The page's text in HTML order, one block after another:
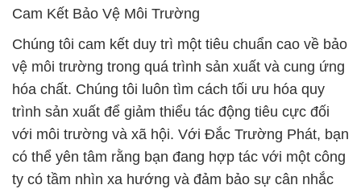
Cam Kết Bảo Vệ Môi Trường
Chúng tôi cam kết duy trì một tiêu chuẩn cao về bảo
vệ môi trường trong quá trình sản xuất và cung ứng
hóa chất. Chúng tôi luôn tìm cách tối ưu hóa quy
trình sản xuất để giảm thiểu tác động tiêu cực đối
với môi trường và xã hội. Với Đắc Trường Phát, bạn
có thể yên tâm rằng bạn đang hợp tác với một công
ty có tầm nhìn xa hướng và đảm bảo sự cân nhắc